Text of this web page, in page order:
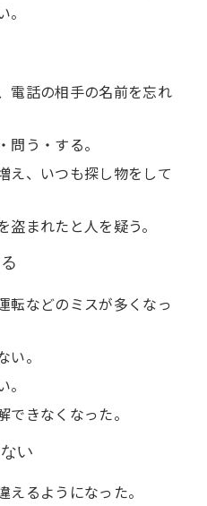
。
電話の相手の名前を忘れ
問う・する。
え、いつも探し物をして
盗まれたと人を疑う。
転などのミスが多くなっ
い。
。
できなくなった。
い
えるようになった。